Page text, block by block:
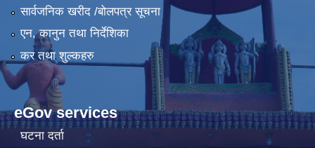
सार्वजनिक खरीद /बोलपत्र सूचना
एन, कानुन तथा निर्देशिका
कर तथा शुल्कहरु
eGov services
घटना दर्ता